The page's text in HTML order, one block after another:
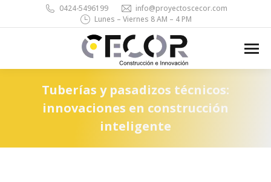
0424-5496199
info@proyectoscecor.com
Lunes – Viernes 8 AM – 4 PM
Tuberías y pasadizos técnicos:
innovaciones en construcción
inteligente